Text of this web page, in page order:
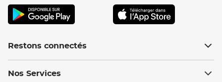
Restons connectés
Nos Services